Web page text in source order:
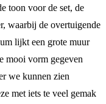
toon voor de set, de
waarbij de overtuigende
lijkt een grote muur
mooi vorm gegeven
we kunnen zien
met iets te veel gemak